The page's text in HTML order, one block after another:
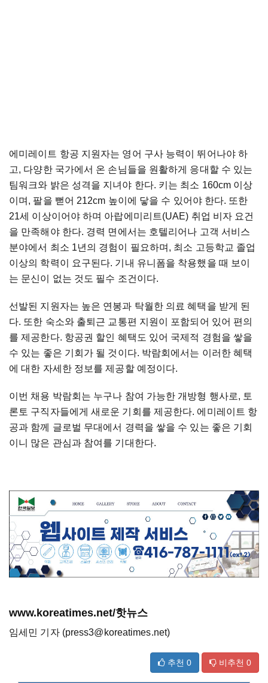
에미레이트 항공 지원자는 영어 구사 능력이 뛰어나야 하
고, 다양한 국가에서 온 손님들을 원활하게 응대할 수 있는
팀워크와 밝은 성격을 지녀야 한다. 키는 최소 160cm 이상
이며, 팔을 뻗어 212cm 높이에 닿을 수 있어야 한다. 또한
21세 이상이어야 하며 아랍에미리트(UAE) 취업 비자 요건
을 만족해야 한다. 경력 면에서는 호텔리어나 고객 서비스
분야에서 최소 1년의 경험이 필요하며, 최소 고등학교 졸업
이상의 학력이 요구된다. 기내 유니폼을 착용했을 때 보이
는 문신이 없는 것도 필수 조건이다.
선발된 지원자는 높은 연봉과 탁월한 의료 혜택을 받게 된
다. 또한 숙소와 출퇴근 교통편 지원이 포함되어 있어 편의
를 제공한다. 항공권 할인 혜택도 있어 국제적 경험을 쌓을
수 있는 좋은 기회가 될 것이다. 박람회에서는 이러한 혜택
에 대한 자세한 정보를 제공할 예정이다.
이번 채용 박람회는 누구나 참여 가능한 개방형 행사로, 토
론토 구직자들에게 새로운 기회를 제공한다. 에미레이트 항
공과 함께 글로벌 무대에서 경력을 쌓을 수 있는 좋은 기회
이니 많은 관심과 참여를 기대한다.
www.koreatimes.net/핫뉴스
임세민 기자 (press3@koreatimes.net)
추천 0 비추천 0